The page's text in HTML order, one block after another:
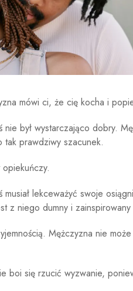
mówi ci, że cię kocha i
był wystarczająco dobry.
prawdziwy szacunek.
lekceważyć swoje
z niego dumny i zainspirowany
Mężczyzna nie
boi się rzucić wyzwanie,